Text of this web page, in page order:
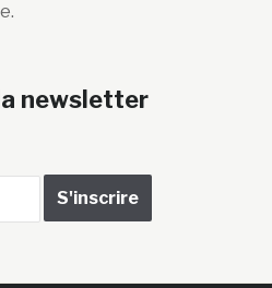
newsletter